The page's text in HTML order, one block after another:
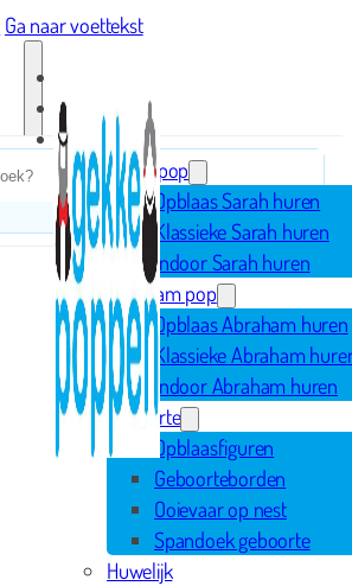
Ga naar voettekst
Home
Sarah pop
Opblaas Sarah huren
Klassieke Sarah huren
Indoor Sarah huren
Abraham pop
Opblaas Abraham huren
Klassieke Abraham
Indoor Abraham huren
Geboorte
Opblaasfiguren
Geboorteborden
Ooievaar op nest
Spandoek geboorte
Huwelijk